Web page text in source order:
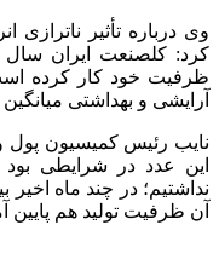
وی درباره تأثیر ناترازی
کرد:کلصنعت
ظرفیت خود کار کرده
آرایشی و بهداشتی میانگین ۴۰ تا ۵۰ درصد بوده است.
نایب رئیس کمیسیون پول و
این عدد در شرایطی
آن ظرفیت تولید هم پایین